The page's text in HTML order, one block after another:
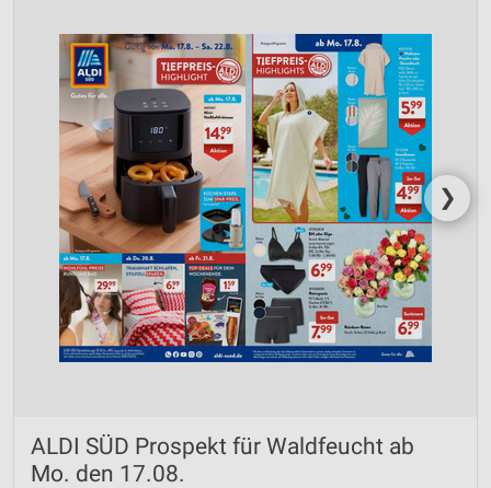
❯
ALDI SÜD Prospekt für Waldfeucht ab
Mo. den 17.08.